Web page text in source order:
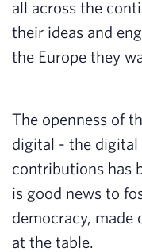
all across the
their ideas and
the Europe they
The openness of
digital - the
contributions has
is good news to
democracy, made
at the table.